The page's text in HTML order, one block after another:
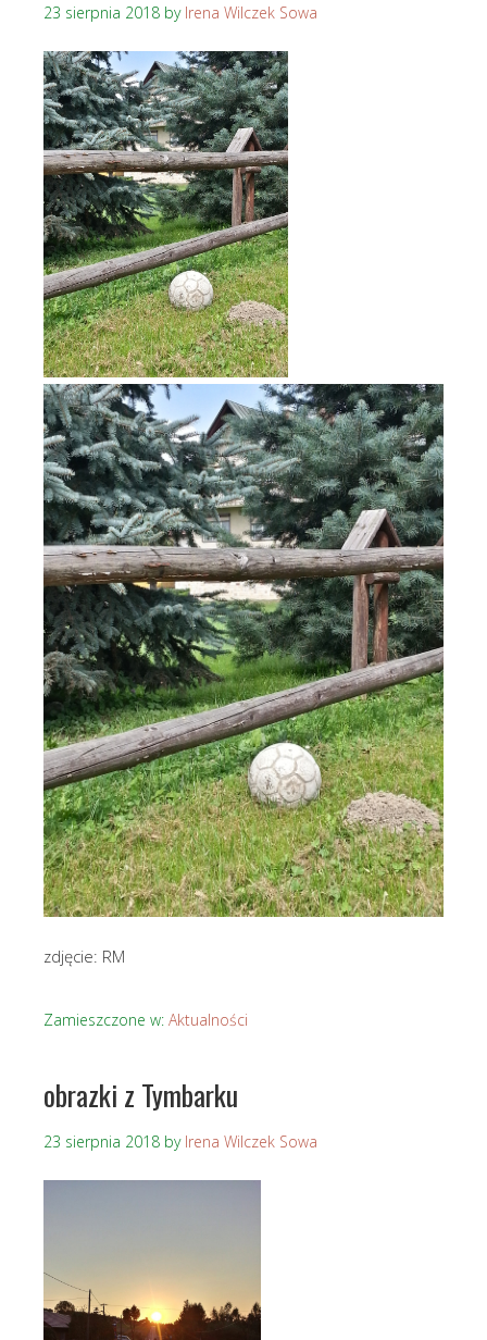
23 sierpnia 2018 by Irena Wilczek Sowa
zdjęcie: RM
Zamieszczone w: Aktualności
obrazki z Tymbarku
23 sierpnia 2018 by Irena Wilczek Sowa